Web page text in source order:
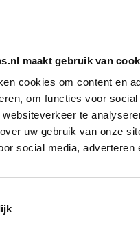
maakt gebruik van
cookies om content en
om functies voor
te
uw gebruik van onze
social media, adverteren
en creatieve
informatie over deze
dan vrijblijvendde
van de volgende